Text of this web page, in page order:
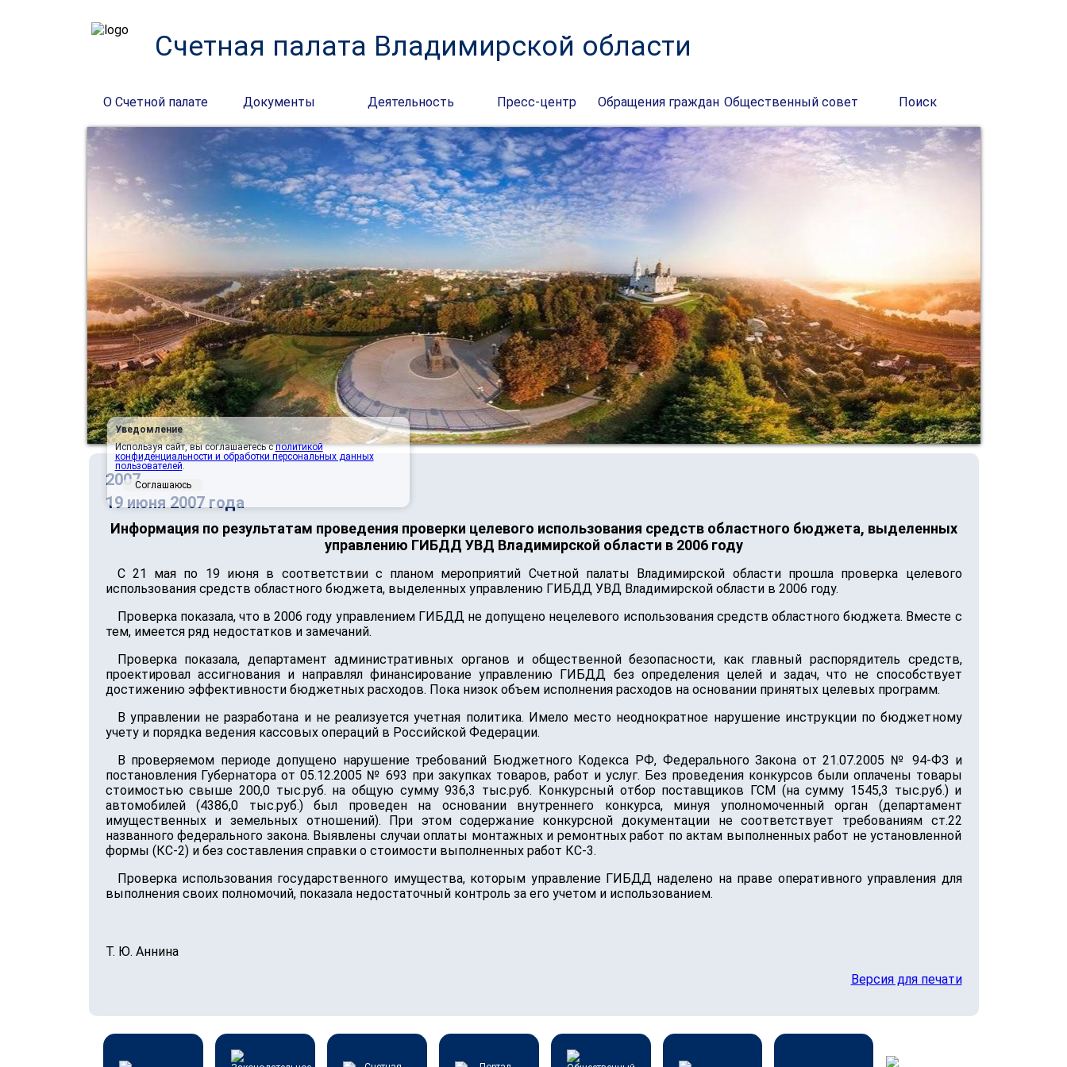
Счетная палата Владимирской области
О Счетной палате Документы Деятельность Пресс-центр Обращения граждан Общественный совет Поиск
2007
19 июня 2007 года
Информация по результатам проведения проверки целевого использования средств областного бюджета, выделенных
управлению ГИБДД УВД Владимирской области в 2006 году
С 21 мая по 19 июня в соответствии с планом мероприятий Счетной палаты Владимирской области прошла проверка целевого
использования средств областного бюджета, выделенных управлению ГИБДД УВД Владимирской области в 2006 году.
Проверка показала, что в 2006 году управлением ГИБДД не допущено нецелевого использования средств областного бюджета. Вместе с
тем, имеется ряд недостатков и замечаний.
Проверка показала, департамент административных органов и общественной безопасности, как главный распорядитель средств,
проектировал ассигнования и направлял финансирование управлению ГИБДД без определения целей и задач, что не способствует
достижению эффективности бюджетных расходов. Пока низок объем исполнения расходов на основании принятых целевых программ.
В управлении не разработана и не реализуется учетная политика. Имело место неоднократное нарушение инструкции по бюджетному
учету и порядка ведения кассовых операций в Российской Федерации.
В проверяемом периоде допущено нарушение требований Бюджетного Кодекса РФ, Федерального Закона от 21.07.2005 № 94-ФЗ и
постановления Губернатора от 05.12.2005 № 693 при закупках товаров, работ и услуг. Без проведения конкурсов были оплачены товары
стоимостью свыше 200,0 тыс.руб. на общую сумму 936,3 тыс.руб. Конкурсный отбор поставщиков ГСМ (на сумму 1545,3 тыс.руб.) и
автомобилей (4386,0 тыс.руб.) был проведен на основании внутреннего конкурса, минуя уполномоченный орган (департамент
имущественных и земельных отношений). При этом содержание конкурсной документации не соответствует требованиям ст.22
названного федерального закона. Выявлены случаи оплаты монтажных и ремонтных работ по актам выполненных работ не установленной
формы (КС-2) и без составления справки о стоимости выполненных работ КС-3.
Проверка использования государственного имущества, которым управление ГИБДД наделено на праве оперативного управления для
выполнения своих полномочий, показала недостаточный контроль за его учетом и использованием.
Т. Ю. Аннина
Версия для печати
Уведомление
Используя сайт, вы соглашаетесь сполитикой
конфиденциальности и обработки персональных данных
пользователей.
Соглашаюсь